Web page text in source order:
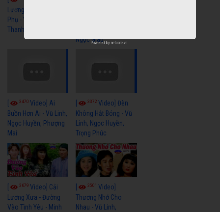
Lương Xưa Cô Dâu
Phụ - Vũ Linh, Tài Linh,
Thanh Ngân
Ngọc Giàu
3470 Video] Ai
Buồn Hơn Ai - Vũ Linh,
Ngọc Huyền, Phượng
Mai
3372Video] Đèn
Không Hắt Bóng - Vũ
Linh, Ngọc Huyền,
Trọng Phúc
3679 Video] Cải
Lương Xưa - Đường
Vào Tình Yêu - Minh
3501Video]
Thương Nhớ Cho
Nhau - Vũ Linh,
Powered by netcore.vn